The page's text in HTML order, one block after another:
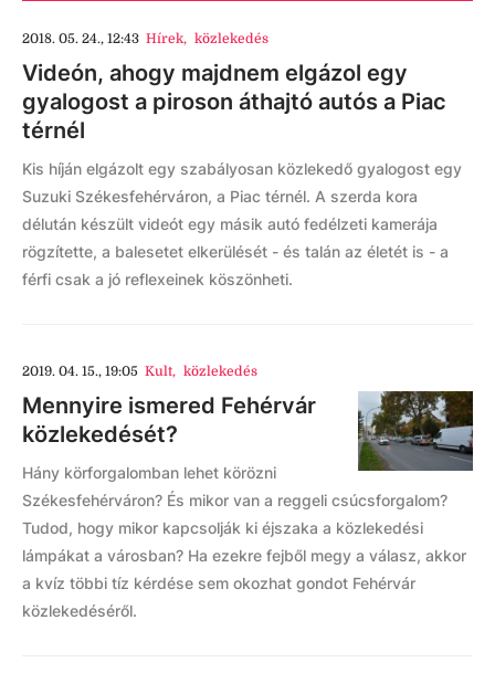
2018. 05. 24., 12:43 Hírek, közlekedés
Videón, ahogy majdnem elgázol egy
gyalogost a piroson áthajtó autós a Piac
térnél
Kis híján elgázolt egy szabályosan közlekedő gyalogost egy
Suzuki Székesfehérváron, a Piac térnél. A szerda kora
délután készült videót egy másik autó fedélzeti kamerája
rögzítette, a balesetet elkerülését - és talán az életét is - a
férfi csak a jó reflexeinek köszönheti.
2019. 04. 15., 19:05 Kult, közlekedés
Mennyire ismered Fehérvár
közlekedését?
Hány körforgalomban lehet körözni
Székesfehérváron? És mikor van a reggeli csúcsforgalom?
Tudod, hogy mikor kapcsolják ki éjszaka a közlekedési
lámpákat a városban? Ha ezekre fejből megy a válasz, akkor
a kvíz többi tíz kérdése sem okozhat gondot Fehérvár
közlekedéséről.